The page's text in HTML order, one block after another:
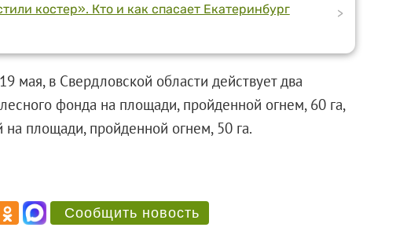
костер». Кто и как спасает Екатеринбург
>
мая, в Свердловской области действует два
фонда на площади, пройденной огнем, 60 га,
на площади, пройденной огнем, 50 га.
Сообщить новость